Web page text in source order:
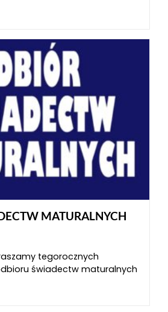
MATURALNYCH
tegorocznych
świadectw maturalnych